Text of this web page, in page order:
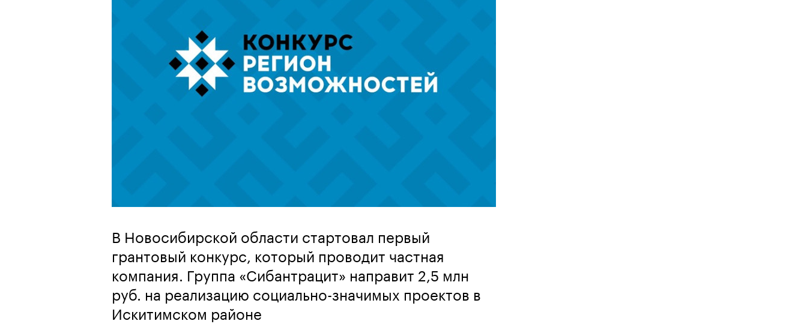
В Новосибирской области стартовал первый
грантовый конкурс, который проводит частная
компания. Группа «Сибантрацит» направит 2,5 млн
руб. на реализацию социально-значимых проектов в
Искитимском районе